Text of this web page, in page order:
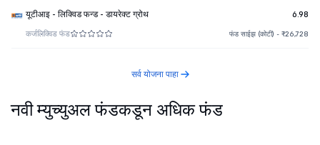
यूटीआइ - लिक्विड फन्ड - डायरेक्ट ग्रोथ 6.98
कर्जलिक्विड फंड फंड साईझ (कोटी) - ₹26,728
सर्व योजना पाहा
नवी म्युच्युअल फंडकडून अधिक फंड